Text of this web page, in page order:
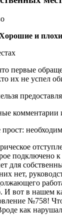
и
первые
их не успел
комментарии
подключено
для
нет,
И вот в нашем
№758!
как